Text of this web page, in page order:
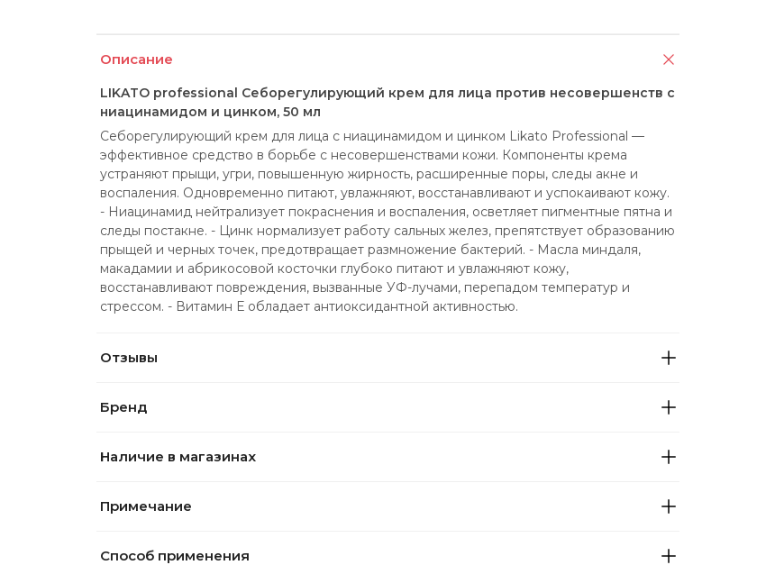
Описание
LIKATO professional Себорегулирующий крем для лица против несовершенств с
ниацинамидом и цинком, 50 мл
Себорегулирующий крем для лица с ниацинамидом и цинком Likato Professional —
эффективное средство в борьбе с несовершенствами кожи. Компоненты крема
устраняют прыщи, угри, повышенную жирность, расширенные поры, следы акне и
воспаления. Одновременно питают, увлажняют, восстанавливают и успокаивают кожу.
- Ниацинамид нейтрализует покраснения и воспаления, осветляет пигментные пятна и
следы постакне. - Цинк нормализует работу сальных желез, препятствует образованию
прыщей и черных точек, предотвращает размножение бактерий. - Масла миндаля,
макадамии и абрикосовой косточки глубоко питают и увлажняют кожу,
восстанавливают повреждения, вызванные УФ-лучами, перепадом температур и
стрессом. - Витамин Е обладает антиоксидантной активностью.
Отзывы
Бренд
Наличие в магазинах
Примечание
Способ применения